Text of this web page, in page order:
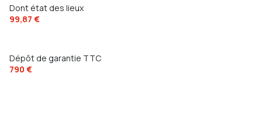
Dont état des lieux
99,87 €
Dépôt de garantie TTC
790 €